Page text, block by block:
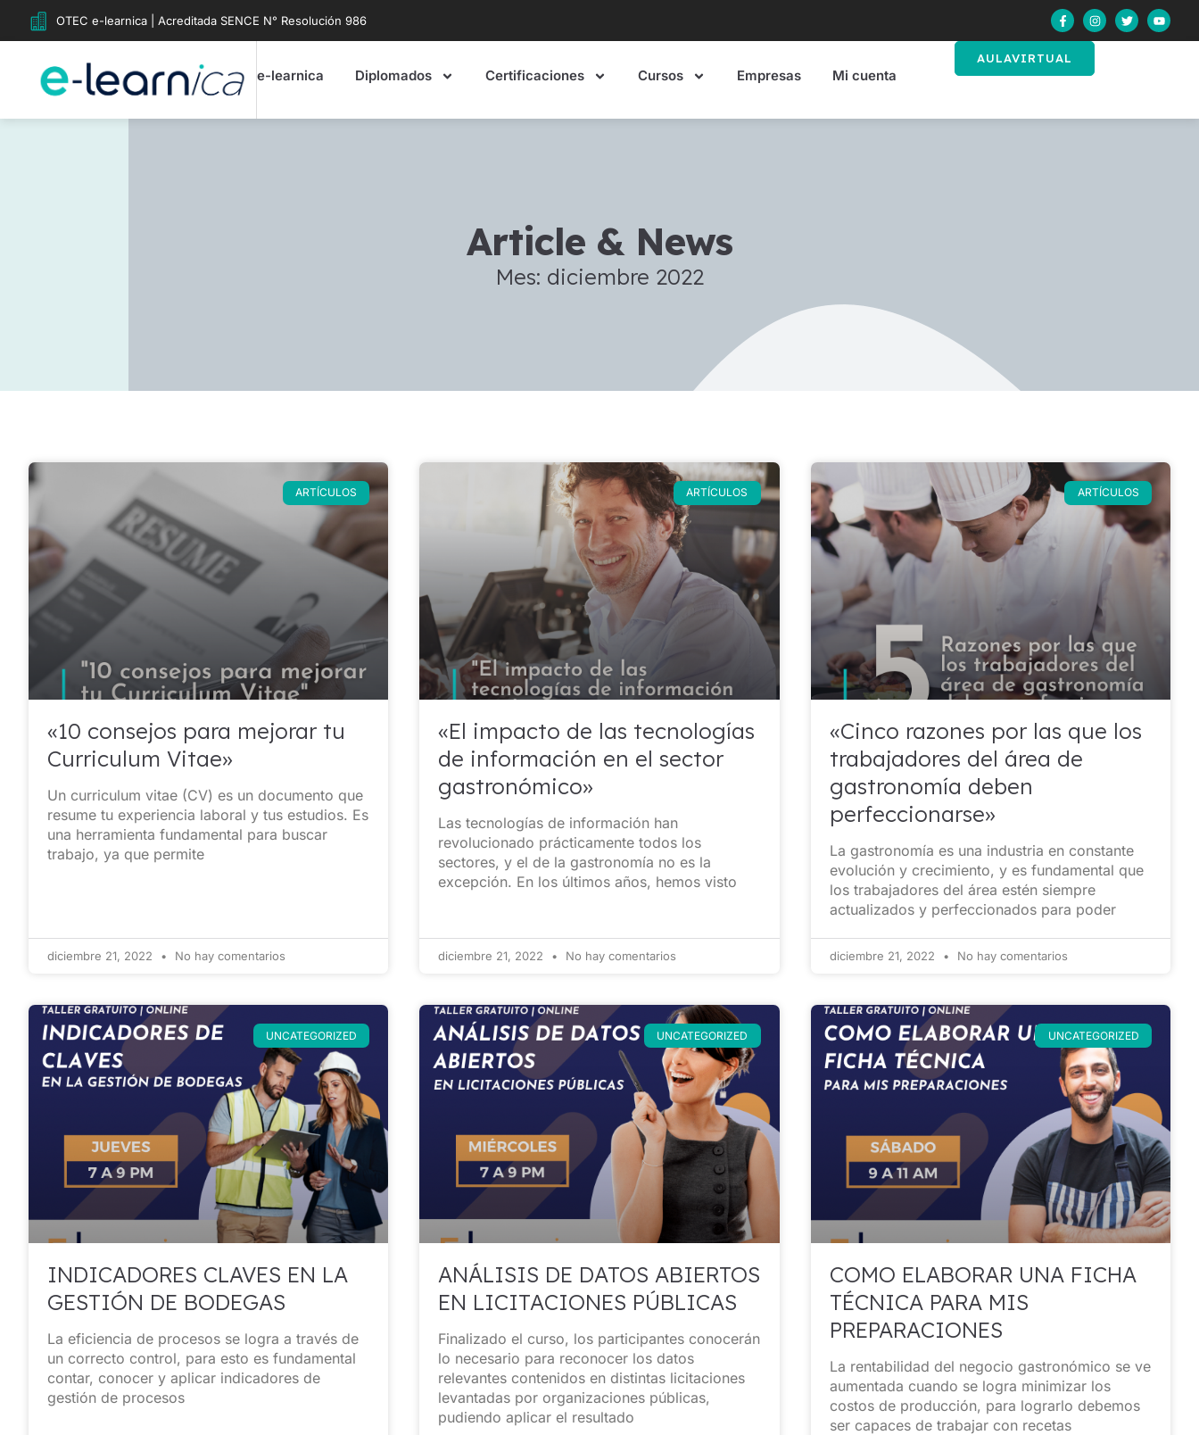
OTEC e-learnica | Acreditada SENCE N° Resolución 986
e-learnica Diplomados Certificaciones Cursos Empresas Mi cuenta
AULAVIRTUAL
Article & News
Mes: diciembre 2022
ARTÍCULOS
«10 consejos para mejorar tu
Curriculum Vitae»
Un curriculum vitae (CV) es un documento que
resume tu experiencia laboral y tus estudios. Es
una herramienta fundamental para buscar
trabajo, ya que permite
diciembre 21, 2022 No hay comentarios
ARTÍCULOS
«El impacto de las tecnologías
de información en el sector
gastronómico»
Las tecnologías de información han
revolucionado prácticamente todos los
sectores, y el de la gastronomía no es la
excepción. En los últimos años, hemos visto
diciembre 21, 2022 No hay comentarios
ARTÍCULOS
«Cinco razones por las que los
trabajadores del área de
gastronomía deben
perfeccionarse»
La gastronomía es una industria en constante
evolución y crecimiento, y es fundamental que
los trabajadores del área estén siempre
actualizados y perfeccionados para poder
diciembre 21, 2022 No hay comentarios
UNCATEGORIZED
INDICADORES CLAVES EN LA
GESTIÓN DE BODEGAS
La eficiencia de procesos se logra a través de
un correcto control, para esto es fundamental
contar, conocer y aplicar indicadores de
gestión de procesos
UNCATEGORIZED
ANÁLISIS DE DATOS ABIERTOS
EN LICITACIONES PÚBLICAS
Finalizado el curso, los participantes conocerán
lo necesario para reconocer los datos
relevantes contenidos en distintas licitaciones
levantadas por organizaciones públicas,
pudiendo aplicar el resultado
UNCATEGORIZED
COMO ELABORAR UNA FICHA
TÉCNICA PARA MIS
PREPARACIONES
La rentabilidad del negocio gastronómico se ve
aumentada cuando se logra minimizar los
costos de producción, para lograrlo debemos
ser capaces de trabajar con recetas